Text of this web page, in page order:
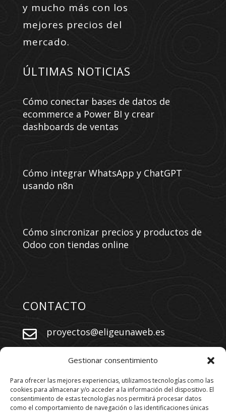
Gestionar consentimiento
Para ofrecer las mejores experiencias, utilizamos tecnologías como las
cookies para almacenar y/o acceder a la información del dispositivo. El
consentimiento de estas tecnologías nos permitirá procesar datos
como el comportamiento de navegación o las identificaciones únicas
y mucho más con los
mejores precios del
mercado.
ÚLTIMAS NOTICIAS
Cómo conectar bases de datos de
ecommerce a Power BI y crear
dashboards de ventas
Cómo integrar WhatsApp y ChatGPT
usando n8n
Cómo sincronizar precios y productos de
Odoo con tiendas online
CONTACTO
 proyectos@eligeunaweb.es
+34 609 730 569
SÍGUENOS